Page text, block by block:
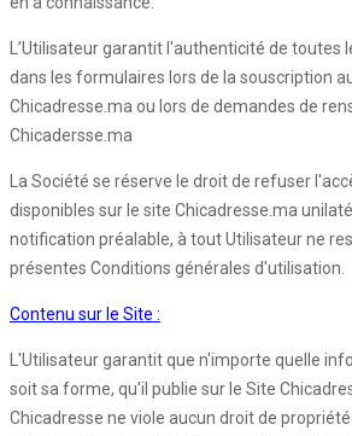
L’Utilisateur garantit l'authenticité de toutes
dans les formulaires lors de la souscription
Chicadresse.ma ou lors de demandes de
Chicadersse.ma
La Société se réserve le droit de refuser
disponibles sur le site Chicadresse.ma
notification préalable, à tout Utilisateur ne
présentes Conditions générales d'utilisation.
Contenu sur le Site :
L'Utilisateur garantit que n'importe quelle
soit sa forme, qu'il publie sur le Site
Chicadresse ne viole aucun droit de